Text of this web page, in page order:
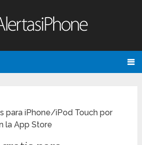
para iPhone/iPod Touch por
la App Store